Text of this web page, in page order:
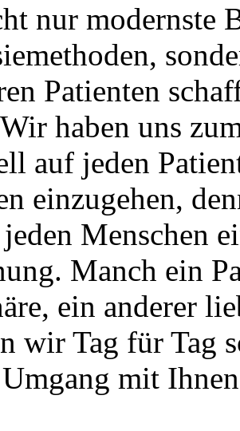
nur modernste
Patienten
haben uns
auf jeden
einzugehen,
Menschen
Manch ein
ein anderer
wir Tag für Tag
mit